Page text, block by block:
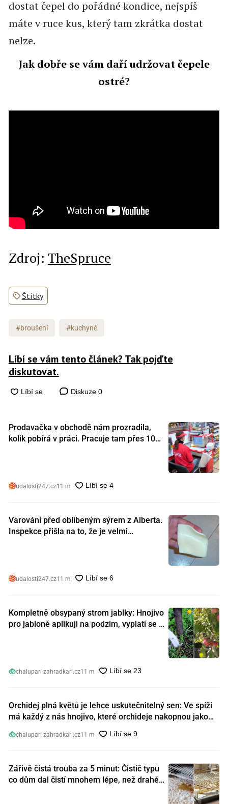
dostat čepel do pořádné kondice, nejspíš
máte v ruce kus, který tam zkrátka dostat
nelze.
Jak dobře se vám daří udržovat čepele
ostré?
Zdroj: TheSpruce
Štítky
#broušení #kuchyně
Líbí se vám tento článek? Tak pojďte
diskutovat.
Diskuze 0
Prodavačka v obchodě nám prozradila,
kolik pobírá v práci. Pracuje tam přes 10
udalosti247.cz11 m
Varování před oblíbeným sýrem z Alberta.
Inspekce přišla na to, že je velmi
udalosti247.cz11 m
Kompletně obsypaný strom jablky: Hnojivo
pro jabloně aplikuji na podzim, vyplatí se s
chalupari-zahradkari.cz11 m
Orchidej plná květů je lehce uskutečnitelný sen: Ve spíži
má každý z nás hnojivo, které orchideje nakopnou jako
chalupari-zahradkari.cz11 m
Zářivě čistá trouba za 5 minut: Čistič typu
co dům dal čistí mnohem lépe, než drahé